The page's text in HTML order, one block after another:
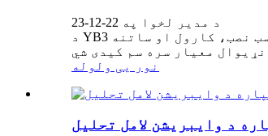
د مدیر لخوا په 22-12-23
د YB3 لړۍ موټورونه د کوچنۍ اندازې، سپک وزن، ښکلی ظاهري، خوندي او د باور وړ عملیات، اوږد ژوند، غوره فعالیت، مناسب نصب، کارول او ساتنه
نور یی ولوله
د وایبریشن لامل تحلیل